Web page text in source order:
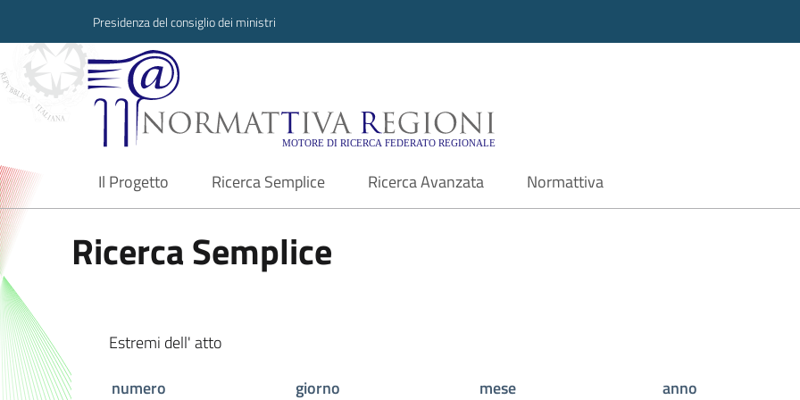
Presidenza del consiglio dei ministri
Normattiva Regioni - Motore di ricerca
Il Progetto
current Ricerca Semplice Ricerca Avanzata Normattiva
Ricerca Semplice
Estremi dell' atto
numero
giorno mese
anno